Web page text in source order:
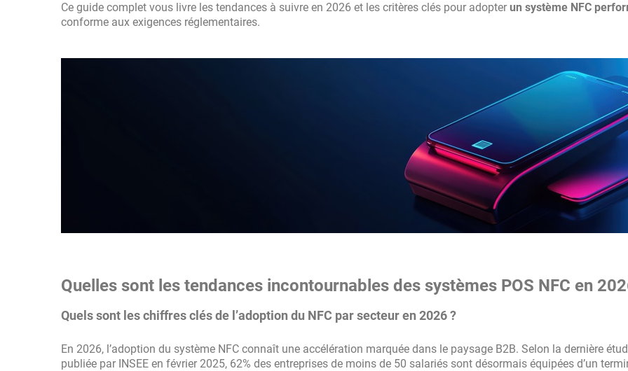
Ce guide complet vous livre les tendances à suivre en 2026 et les critères clés pour adopter un système NFC
conforme aux exigences réglementaires.
Quelles sont les tendances incontournables des systèmes POS NFC en
Quels sont les chiffres clés de l’adoption du NFC par secteur en 2026 ?
En 2026, l’adoption du système NFC connaît une accélération marquée dans le paysage B2B. Selon la dernière
publiée par INSEE en février 2025, 62% des entreprises de moins de 50 salariés sont désormais équipées d’un